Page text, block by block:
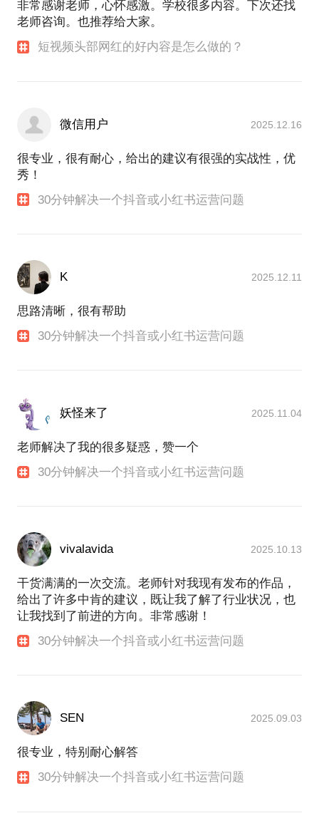
3、有一定粉丝量的账号，打破增长瓶颈的方法？
4、账号内容创作方法论，助你打造爆款内容
5、小红书内容运营及电商运营
非常感谢老师，心怀感激。学校很多内容。下次还找
老师咨询。也推荐给大家。
短视频头部网红的好内容是怎么做的？
微信用户 2025.12.16
很专业，很有耐心，给出的建议有很强的实战性，优
秀！
30分钟解决一个抖音或小红书运营问题
K 2025.12.11
思路清晰，很有帮助
30分钟解决一个抖音或小红书运营问题
妖怪来了 2025.11.04
老师解决了我的很多疑惑，赞一个
30分钟解决一个抖音或小红书运营问题
vivalavida 2025.10.13
干货满满的一次交流。老师针对我现有发布的作品，
给出了许多中肯的建议，既让我了解了行业状况，也
让我找到了前进的方向。非常感谢！
30分钟解决一个抖音或小红书运营问题
SEN 2025.09.03
很专业，特别耐心解答
30分钟解决一个抖音或小红书运营问题